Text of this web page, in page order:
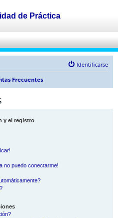
Identificarse
Frecuentes
y el registro
no puedo conectarme!